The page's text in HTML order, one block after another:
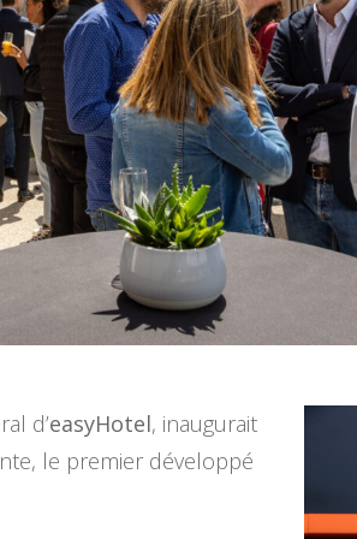
d’easyHotel, inaugurait
le premier développé